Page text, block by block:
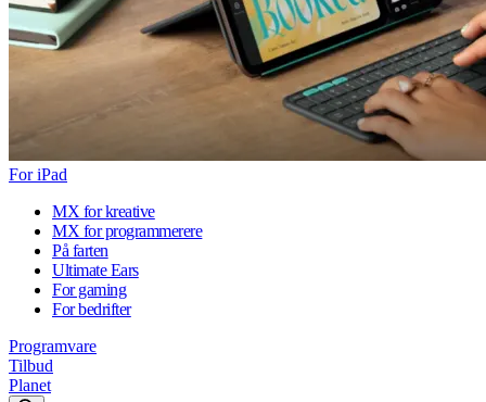
For iPad
MX for kreative
MX for programmerere
På farten
Ultimate Ears
For gaming
For bedrifter
Programvare
Tilbud
Planet